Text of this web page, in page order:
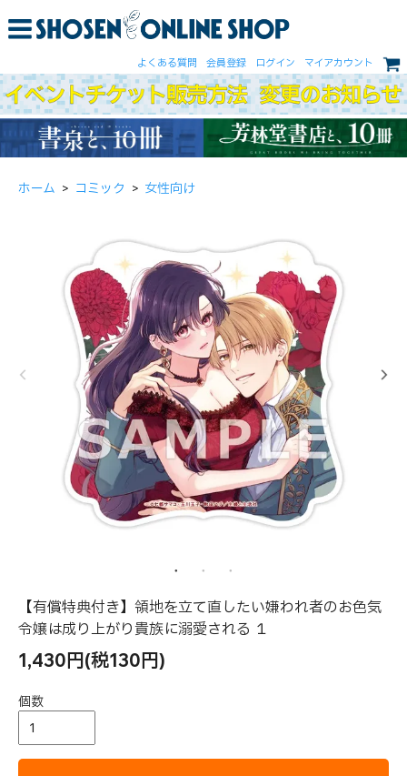
よくある質問 会員登録 ログイン マイアカウント
ホーム > コミック > 女性向け
【有償特典付き】領地を立て直したい嫌われ者のお色気
令嬢は成り上がり貴族に溺愛される １
1,430円(税130円)
個数